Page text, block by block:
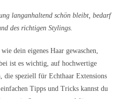
langanhaltend schön bleibt, bedarf
des richtigen Stylings.
dein eigenes Haar gewaschen,
ist es wichtig, auf hochwertige
die speziell für Echthaar Extensions
Tipps und Tricks kannst du